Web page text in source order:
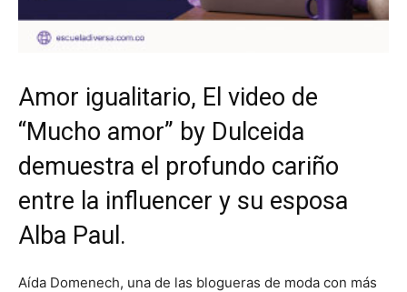
Amor igualitario, El video de
“Mucho amor” by Dulceida
demuestra el profundo cariño
entre la influencer y su esposa
Alba Paul.
Aída Domenech, una de las blogueras de moda con más